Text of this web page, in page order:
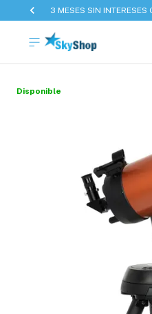
3 MESES SIN INTERESES
Disponible